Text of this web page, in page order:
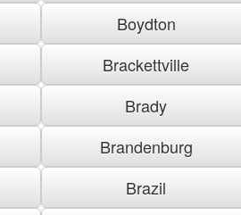
Boydton
Brackettville
Brady
Brandenburg
Brazil